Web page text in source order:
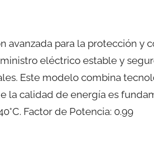
avanzada para la protección y
eléctrico estable y
Este modelo combina
la calidad de energía es
Factor de Potencia: 0.99